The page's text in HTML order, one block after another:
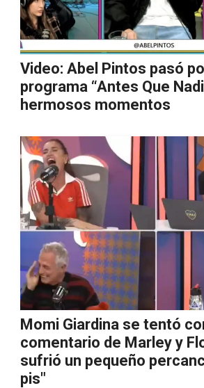
Video: Abel Pintos pasó
programa “Antes Que
hermosos momentos
Momi Giardina se tentó
comentario de Marley y
sufrió un pequeño
pis"